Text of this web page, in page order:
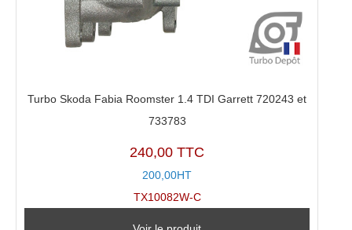
Turbo Skoda Fabia Roomster 1.4 TDI Garrett 720243 et
733783
240,00 TTC
200,00HT
TX10082W-C